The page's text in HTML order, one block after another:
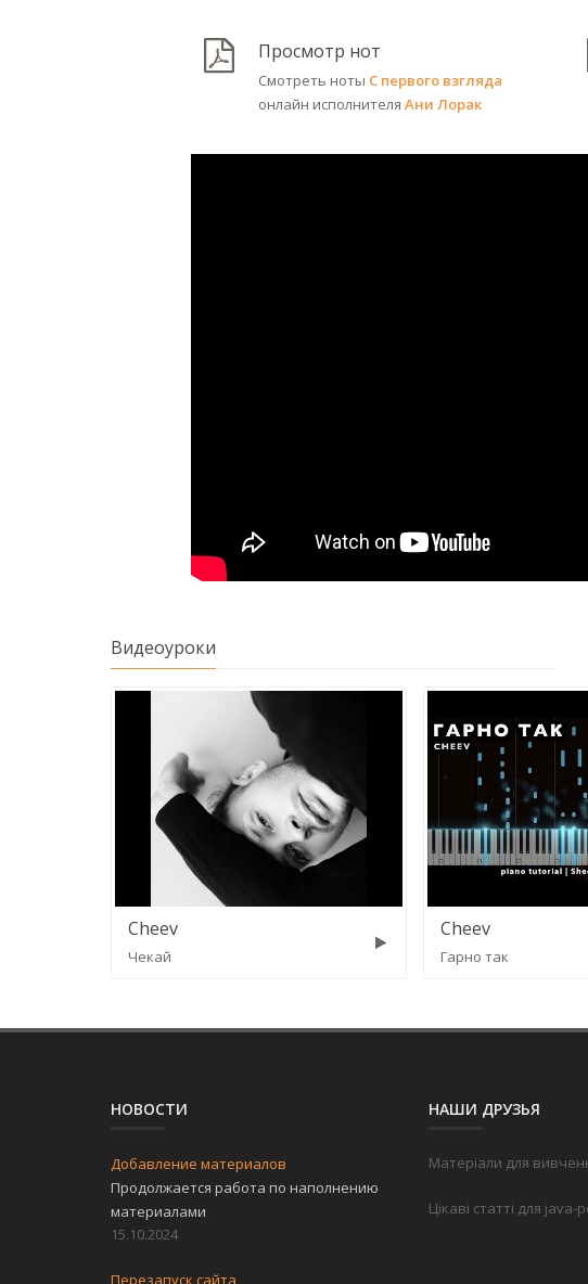
Просмотр нот
Смотреть ноты С первого взгляда
онлайн исполнителя Ани Лорак
Видеоуроки
Cheev
Чекай
Cheev
Гарно так
НОВОСТИ
Добавление материалов
Продолжается работа по наполнению
материалами
15.10.2024
Перезапуск сайта
НАШИ ДРУЗЬЯ
Матеріали для
Цікаві статті для java-